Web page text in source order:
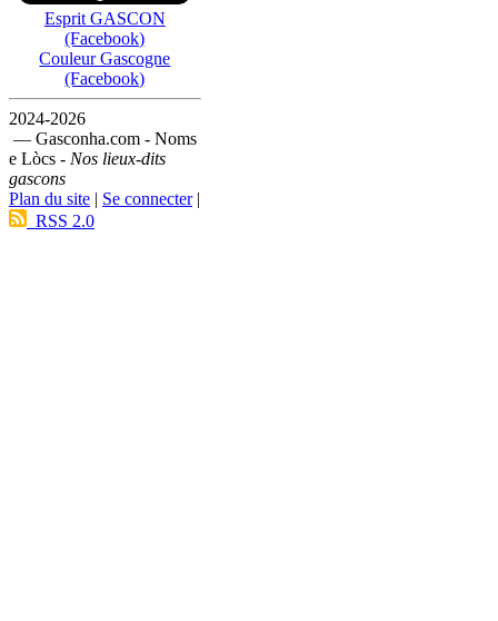
Esprit GASCON
(Facebook)
Couleur Gascogne
(Facebook)
2024-2026
— Gasconha.com - Noms
e Lòcs - Nos lieux-dits
gascons
Plan du site | Se connecter|
RSS 2.0